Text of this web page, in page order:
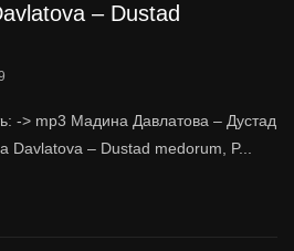
– Dustad
-> mp3 Мадина Давлатова – Дустад
Davlatova – Dustad medorum, P...